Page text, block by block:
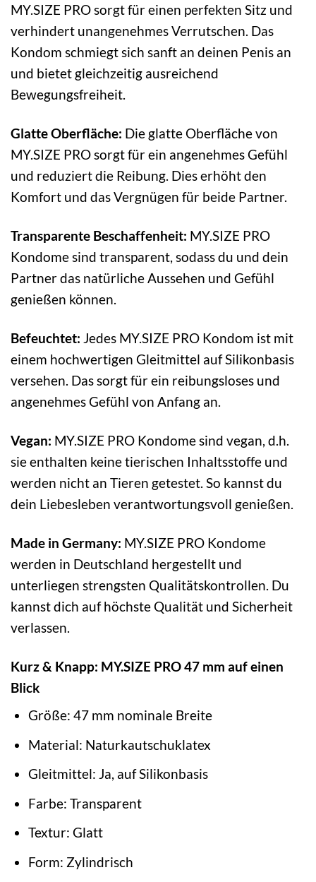
MY.SIZE PRO sorgt für einen perfekten Sitz und
verhindert unangenehmes Verrutschen. Das
Kondom schmiegt sich sanft an deinen Penis an
und bietet gleichzeitig ausreichend
Bewegungsfreiheit.
Glatte Oberfläche: Die glatte Oberfläche von
MY.SIZE PRO sorgt für ein angenehmes Gefühl
und reduziert die Reibung. Dies erhöht den
Komfort und das Vergnügen für beide Partner.
Transparente Beschaffenheit: MY.SIZE PRO
Kondome sind transparent, sodass du und dein
Partner das natürliche Aussehen und Gefühl
genießen können.
Befeuchtet: Jedes MY.SIZE PRO Kondom ist mit
einem hochwertigen Gleitmittel auf Silikonbasis
versehen. Das sorgt für ein reibungsloses und
angenehmes Gefühl von Anfang an.
Vegan: MY.SIZE PRO Kondome sind vegan, d.h.
sie enthalten keine tierischen Inhaltsstoffe und
werden nicht an Tieren getestet. So kannst du
dein Liebesleben verantwortungsvoll genießen.
Made in Germany: MY.SIZE PRO Kondome
werden in Deutschland hergestellt und
unterliegen strengsten Qualitätskontrollen. Du
kannst dich auf höchste Qualität und Sicherheit
verlassen.
Kurz & Knapp: MY.SIZE PRO 47 mm auf einen
Blick
Größe: 47 mm nominale Breite
Material: Naturkautschuklatex
Gleitmittel: Ja, auf Silikonbasis
Farbe: Transparent
Textur: Glatt
Form: Zylindrisch